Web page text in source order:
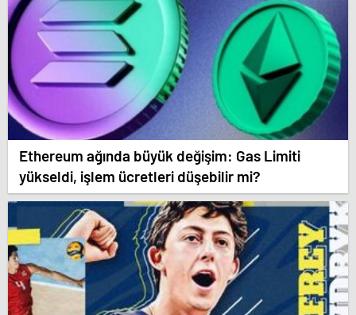
Ethereum ağında büyük değişim: Gas Limiti
yükseldi, işlem ücretleri düşebilir mi?